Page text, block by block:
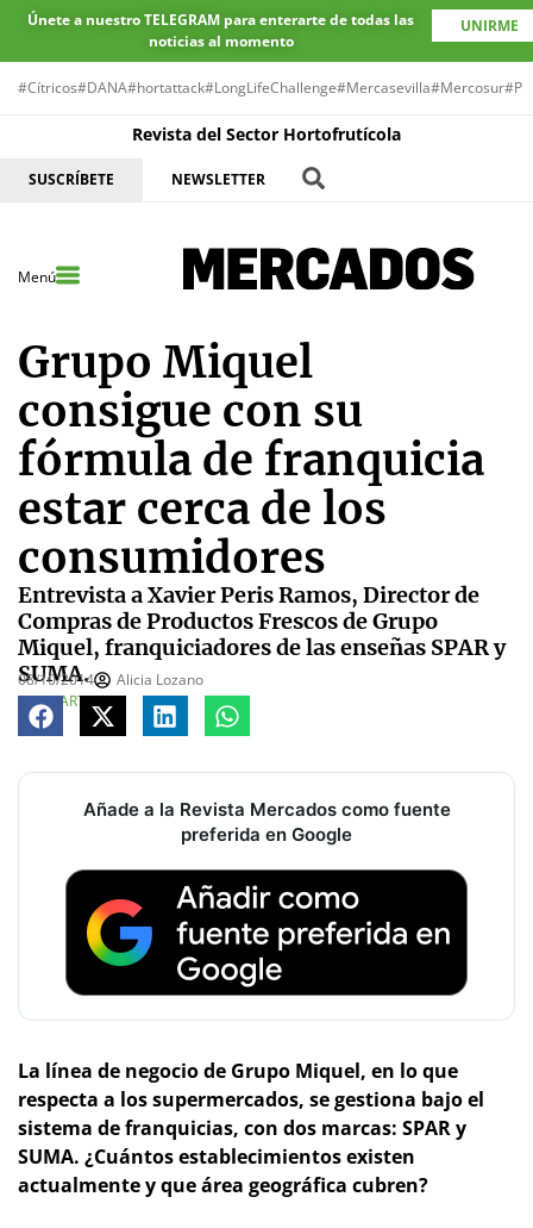
Únete a nuestro TELEGRAM para enterarte de todas las
noticias al momento
UNIRME
#Cítricos#DANA#hortattack#LongLifeChallenge#Mercasevilla#Mercosur
Revista del Sector Hortofrutícola
SUSCRÍBETE NEWSLETTER
Menú
Grupo Miquel
consigue con su
fórmula de franquicia
estar cerca de los
consumidores
Entrevista a Xavier Peris Ramos, Director de
Compras de Productos Frescos de Grupo
Miquel, franquiciadores de las enseñas SPAR y
SUMA.
08/10/2014
Alicia Lozano
COMPARTE
Añade a la Revista Mercados como fuente
preferida en Google
La línea de negocio de Grupo Miquel, en lo que
respecta a los supermercados, se gestiona bajo el
sistema de franquicias, con dos marcas: SPAR y
SUMA. ¿Cuántos establecimientos existen
actualmente y que área geográfica cubren?